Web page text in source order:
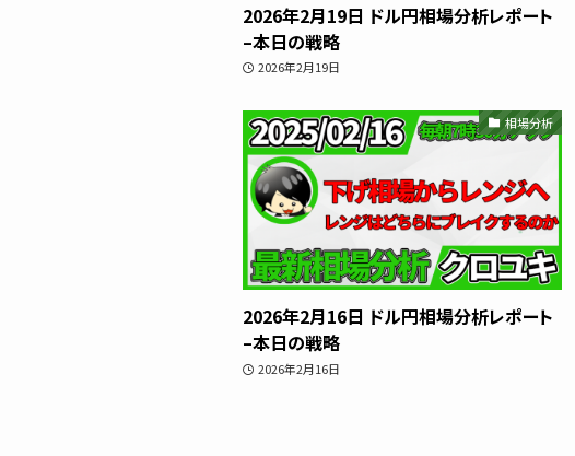
2026年2月19日 ドル円相場分析レポート
–本日の戦略
2026年2月19日
相場分析
2026年2月16日 ドル円相場分析レポート
–本日の戦略
2026年2月16日